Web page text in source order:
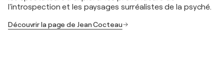
l'introspection et les paysages surréalistes de la psyché.
Découvrir la page de Jean Cocteau